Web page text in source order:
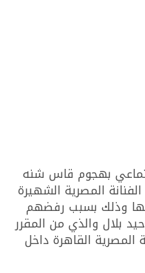
بهجوم قاس شنه
المصرية الشهيرة
وذلك بسبب رفضهم
بلال والذي من المقرر
القاهرة داخل